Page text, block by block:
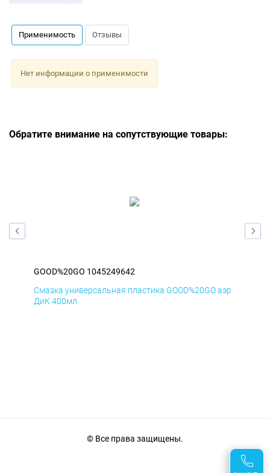
Применимость Отзывы
Нет информации о применимости
Обратите внимание на сопутствующие товары:
GOOD%20GO 1045249642
Смазка универсальная пластика GOOD%20GO аэр
ДиК 400мл
© Все права защищены.